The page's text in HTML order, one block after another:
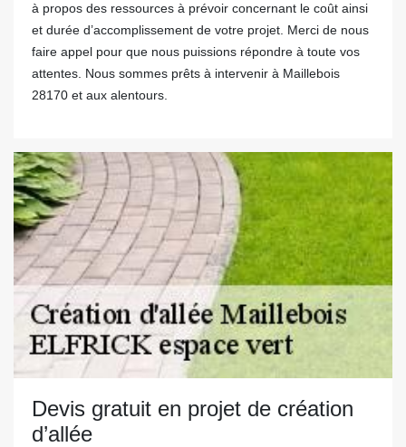
à propos des ressources à prévoir concernant le coût ainsi
et durée d’accomplissement de votre projet. Merci de nous
faire appel pour que nous puissions répondre à toute vos
attentes. Nous sommes prêts à intervenir à Maillebois
28170 et aux alentours.
Devis gratuit en projet de création
d’allée